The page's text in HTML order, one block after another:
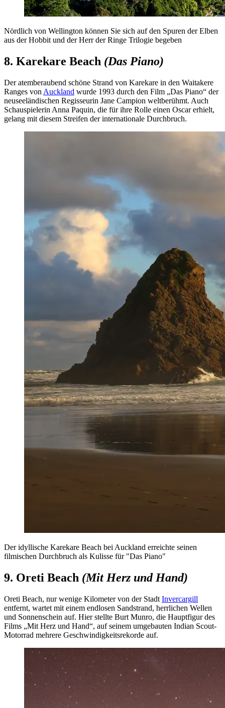
Nördlich von Wellington können Sie sich auf den Spuren der Elben
aus der Hobbit und der Herr der Ringe Trilogie begeben
8. Karekare Beach (Das Piano)
Der atemberaubend schöne Strand von Karekare in den Waitakere
Ranges von Auckland wurde 1993 durch den Film „Das Piano“ der
neuseeländischen Regisseurin Jane Campion weltberühmt. Auch
Schauspielerin Anna Paquin, die für ihre Rolle einen Oscar erhielt,
gelang mit diesem Streifen der internationale Durchbruch.
Der idyllische Karekare Beach bei Auckland erreichte seinen
filmischen Durchbruch als Kulisse für "Das Piano"
9. Oreti Beach (Mit Herz und Hand)
Oreti Beach, nur wenige Kilometer von der Stadt Invercargill
entfernt, wartet mit einem endlosen Sandstrand, herrlichen Wellen
und Sonnenschein auf. Hier stellte Burt Munro, die Hauptfigur des
Films „Mit Herz und Hand“, auf seinem umgebauten Indian Scout-
Motorrad mehrere Geschwindigkeitsrekorde auf.